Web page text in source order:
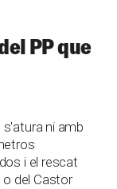
PP que
ni amb
i el rescat
o del Castor